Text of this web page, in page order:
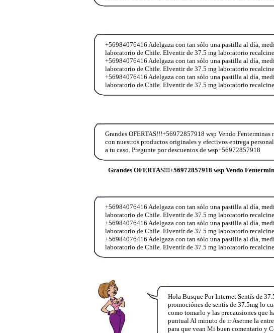
+56984076416 Adelgaza con tan sólo una pastilla al día,
laboratorio de Chile. Elventir de 37.5 mg laboratorio
+56984076416 Adelgaza con tan sólo una pastilla al día,
laboratorio de Chile. Elventir de 37.5 mg laboratorio
+56984076416 Adelgaza con tan sólo una pastilla al día,
laboratorio de Chile. Elventir de 37.5 mg laboratorio
Grandes OFERTAS!!!+56972857918 wsp Vendo
con nuestros productos originales y efectivos entrega
a tu caso. Pregunte por descuentos de wsp+56972857918
Grandes OFERTAS!!!+56972857918 wsp Vendo Fentermin
+56984076416 Adelgaza con tan sólo una pastilla al día,
laboratorio de Chile. Elventir de 37.5 mg laboratorio
+56984076416 Adelgaza con tan sólo una pastilla al día,
laboratorio de Chile. Elventir de 37.5 mg laboratorio
+56984076416 Adelgaza con tan sólo una pastilla al día,
laboratorio de Chile. Elventir de 37.5 mg laboratorio
Hola Busque Por Internet Sentís de
promociónes de sentís de 37.5mg lo
como tomarlo y las precausiones que
puntual Al minuto de ir Aserme la
para que vean Mi buen comentario y